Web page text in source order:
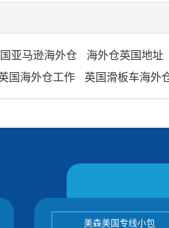
亚马逊海外仓 海外仓英国地址
国海外仓工作 英国滑板车海外
美森美国专线小包